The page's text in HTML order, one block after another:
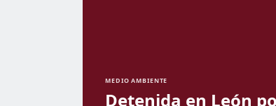
MEDIO AMBIENTE
Detenida en León